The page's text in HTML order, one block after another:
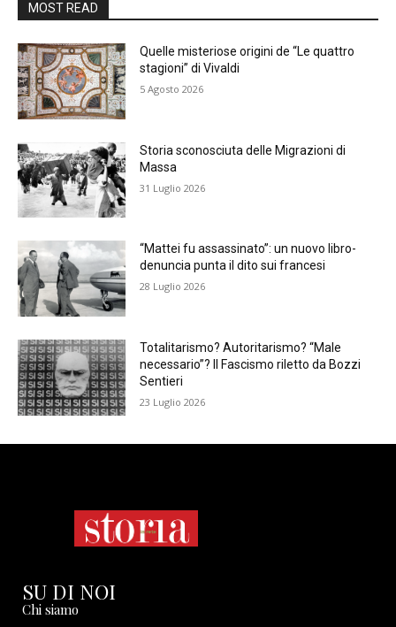
MOST READ
Quelle misteriose origini de “Le quattro
stagioni” di Vivaldi
5 Agosto 2026
Storia sconosciuta delle Migrazioni di
Massa
31 Luglio 2026
“Mattei fu assassinato”: un nuovo libro-
denuncia punta il dito sui francesi
28 Luglio 2026
Totalitarismo? Autoritarismo? “Male
necessario”? Il Fascismo riletto da Bozzi
Sentieri
23 Luglio 2026
SU DI NOI
Chi siamo